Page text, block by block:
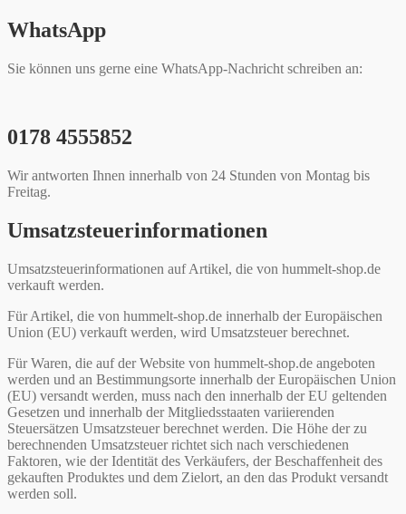
WhatsApp
Sie können uns gerne eine WhatsApp-Nachricht schreiben an:
0178 4555852
Wir antworten Ihnen innerhalb von 24 Stunden von Montag bis
Freitag.
Umsatzsteuerinformationen
Umsatzsteuerinformationen auf Artikel, die von hummelt-shop.de
verkauft werden.
Für Artikel, die von hummelt-shop.de innerhalb der Europäischen
Union (EU) verkauft werden, wird Umsatzsteuer berechnet.
Für Waren, die auf der Website von hummelt-shop.de angeboten
werden und an Bestimmungsorte innerhalb der Europäischen Union
(EU) versandt werden, muss nach den innerhalb der EU geltenden
Gesetzen und innerhalb der Mitgliedsstaaten variierenden
Steuersätzen Umsatzsteuer berechnet werden. Die Höhe der zu
berechnenden Umsatzsteuer richtet sich nach verschiedenen
Faktoren, wie der Identität des Verkäufers, der Beschaffenheit des
gekauften Produktes und dem Zielort, an den das Produkt versandt
werden soll.